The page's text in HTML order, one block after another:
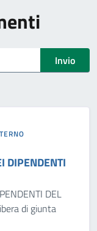
Invio
DIPENDENTI
DEL
di giunta